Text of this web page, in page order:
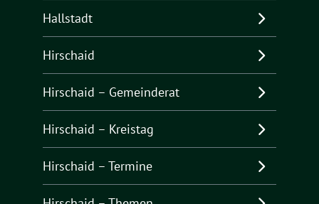
Hallstadt
Hirschaid
Hirschaid – Gemeinderat
Hirschaid – Kreistag
Hirschaid – Termine